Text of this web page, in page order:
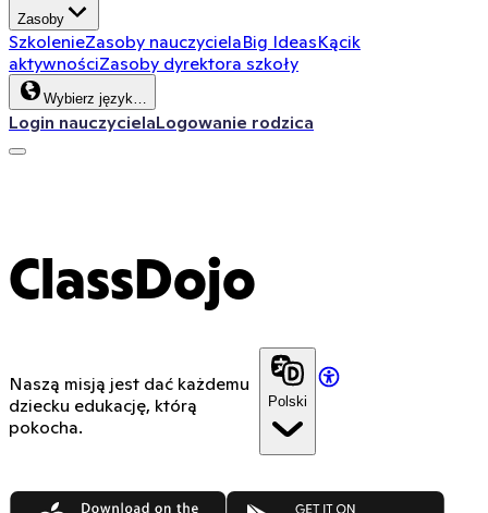
Zasoby
SzkolenieZasoby nauczycielaBig IdeasKącik
aktywnościZasoby dyrektora szkoły
Wybierz język…
Login nauczycielaLogowanie rodzica
ClassDojo
Naszą misją jest dać każdemu
dziecku edukację, którą
pokocha.
Polski
App Store Google Play